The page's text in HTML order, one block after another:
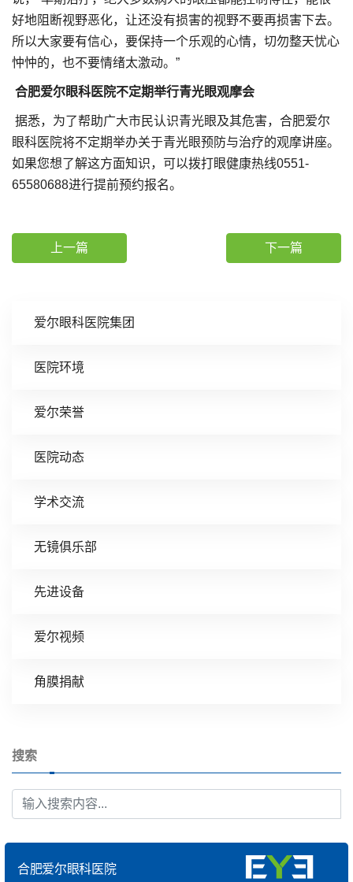
爱尔眼科医院集团
医院环境
爱尔荣誉
医院动态
学术交流
无镜俱乐部
先进设备
爱尔视频
角膜捐献
搜索
好地阻断视野恶化，让还没有损害的视野不要再损害下去。
所以大家要有信心，要保持一个乐观的心情，切勿整天忧心
忡忡的，也不要情绪太激动。”
合肥爱尔眼科医院不定期举行青光眼观摩会
据悉，为了帮助广大市民认识青光眼及其危害，合肥爱尔
眼科医院将不定期举办关于青光眼预防与治疗的观摩讲座。
如果您想了解这方面知识，可以拨打眼健康热线0551-
65580688进行提前预约报名。
上一篇 下一篇
合肥爱尔眼科医院